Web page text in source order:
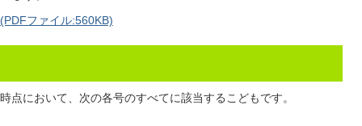
ファイル:560KB)
点において、次の各号のすべてに該当するこどもです。